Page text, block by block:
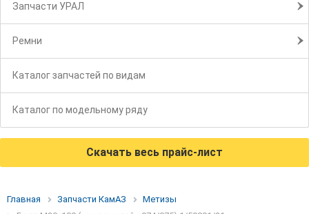
Запчасти УРАЛ
Ремни
Каталог запчастей по видам
Каталог по модельному ряду
Скачать весь прайс-лист
Главная Запчасти КамАЗ
Метизы